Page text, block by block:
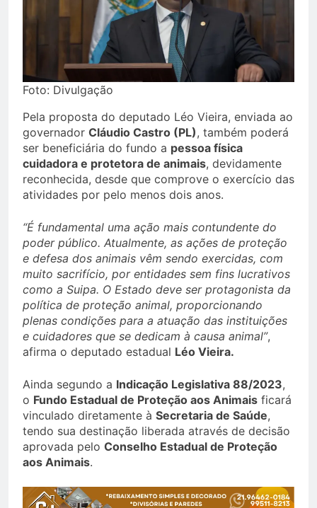
Foto: Divulgação
Pela proposta do deputado Léo Vieira, enviada ao
governador Cláudio Castro (PL), também poderá
ser beneficiária do fundo a pessoa física
cuidadora e protetora de animais, devidamente
reconhecida, desde que comprove o exercício das
atividades por pelo menos dois anos.
“É fundamental uma ação mais contundente do
poder público. Atualmente, as ações de proteção
e defesa dos animais vêm sendo exercidas, com
muito sacrifício, por entidades sem fins lucrativos
como a Suipa. O Estado deve ser protagonista da
política de proteção animal, proporcionando
plenas condições para a atuação das instituições
e cuidadores que se dedicam à causa animal”,
afirma o deputado estadual Léo Vieira.
Ainda segundo a Indicação Legislativa 88/2023,
o Fundo Estadual de Proteção aos Animais ficará
vinculado diretamente à Secretaria de Saúde,
tendo sua destinação liberada através de decisão
aprovada pelo Conselho Estadual de Proteção
aos Animais.